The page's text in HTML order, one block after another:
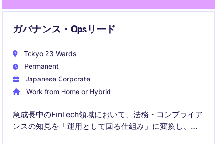
ガバナンス・Opsリード
Tokyo 23 Wards
Permanent
Japanese Corporate
Work from Home or Hybrid
急成長中のFinTech領域において、法務・コンプライア
ンスの知見を「運用として回る仕組み」に変換し、事